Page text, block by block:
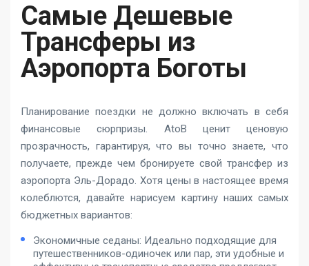
Самые Дешевые
Трансферы из
Аэропорта Боготы
Планирование поездки не должно включать в себя
финансовые сюрпризы. AtoB ценит ценовую
прозрачность, гарантируя, что вы точно знаете, что
получаете, прежде чем бронируете свой трансфер из
аэропорта Эль-Дорадо. Хотя цены в настоящее время
колеблются, давайте нарисуем картину наших самых
бюджетных вариантов:
Экономичные седаны: Идеально подходящие для
путешественников-одиночек или пар, эти удобные и